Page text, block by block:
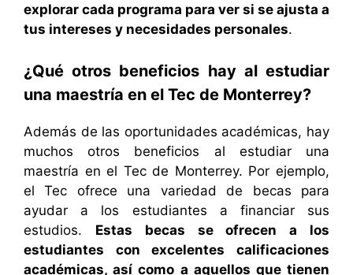
explorar cada programa para ver si se ajusta a
tus intereses y necesidades personales.
¿Qué otros beneficios hay al estudiar
una maestría en el Tec de Monterrey?
Además de las oportunidades académicas, hay
muchos otros beneficios al estudiar una
maestría en el Tec de Monterrey. Por ejemplo,
el Tec ofrece una variedad de becas para
ayudar a los estudiantes a financiar sus
estudios. Estas becas se ofrecen a los
estudiantes con excelentes calificaciones
académicas, así como a aquellos que tienen